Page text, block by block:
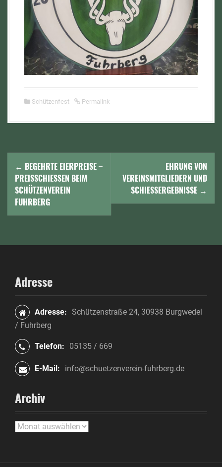
Schützenfest Permalink
N
a
i
g
o
n
n
A
← BEGEHRTE EIERPREISE –
PREISSCHIESSEN BEIM S
CHÜTZENVEREIN F
UHRBERG
EHRUNG VON
VEREINSMITGLIEDERN UND
SCHIESSERGEBNISSE →
Adresse
Adresse: Schützenstraße 24, 30938 Burgwedel
/ Fuhrberg
Telefon: 05135 / 669
E-Mail: info@schuetzenverein-fuhrberg.de
Archiv
A
h